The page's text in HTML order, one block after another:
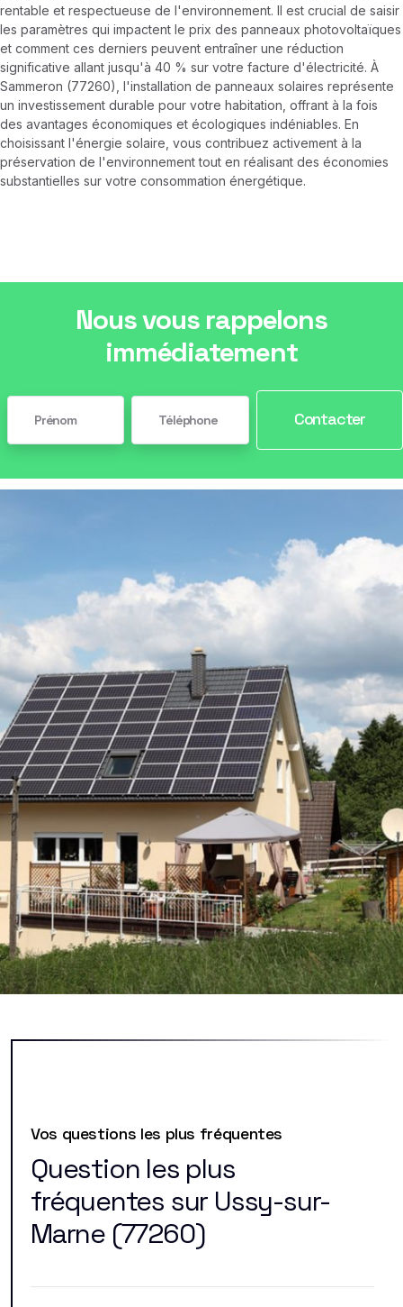
rentable et respectueuse de l'environnement. Il est crucial de saisir
les paramètres qui impactent le prix des panneaux photovoltaïques
et comment ces derniers peuvent entraîner une réduction
significative allant jusqu'à 40 % sur votre facture d'électricité. À
Sammeron (77260), l'installation de panneaux solaires représente
un investissement durable pour votre habitation, offrant à la fois
des avantages économiques et écologiques indéniables. En
choisissant l'énergie solaire, vous contribuez activement à la
préservation de l'environnement tout en réalisant des économies
substantielles sur votre consommation énergétique.
Nous vous rappelons
immédiatement
Contacter
Vos questions les plus fréquentes
Question les plus
fréquentes sur Ussy-sur-
Marne (77260)